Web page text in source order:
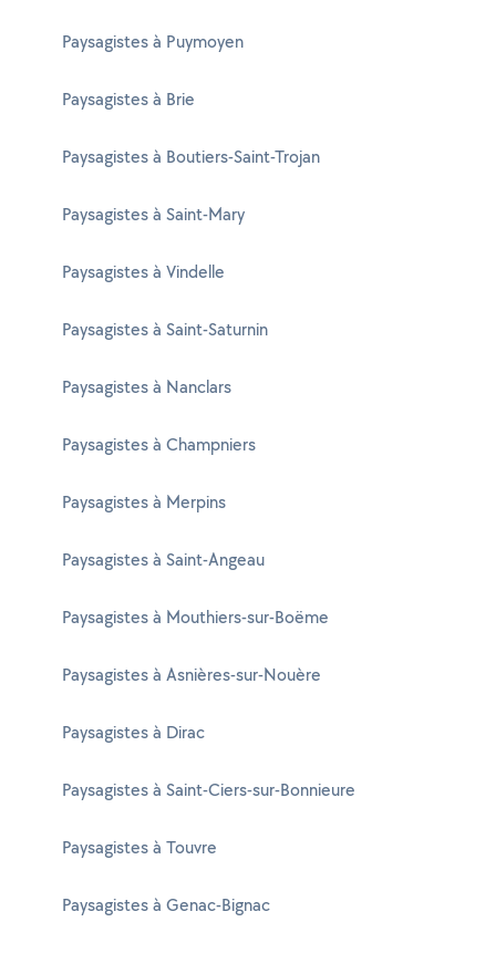
Paysagistes à Puymoyen
Paysagistes à Brie
Paysagistes à Boutiers-Saint-Trojan
Paysagistes à Saint-Mary
Paysagistes à Vindelle
Paysagistes à Saint-Saturnin
Paysagistes à Nanclars
Paysagistes à Champniers
Paysagistes à Merpins
Paysagistes à Saint-Angeau
Paysagistes à Mouthiers-sur-Boëme
Paysagistes à Asnières-sur-Nouère
Paysagistes à Dirac
Paysagistes à Saint-Ciers-sur-Bonnieure
Paysagistes à Touvre
Paysagistes à Genac-Bignac